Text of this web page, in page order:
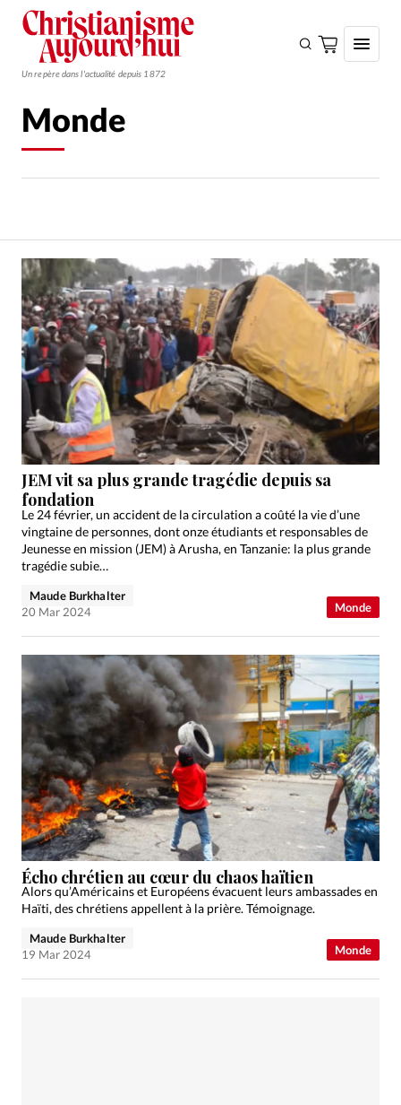
Un repère dans l'actualité depuis 1872
Tous les articles
Faire un don
Emploi
Se connecter
Édition: Française
Devise:CHF
RUBRIQUES
Tous les articles
Actualité chrétienne
Actualité internationale
Chronique
Culture
Dossier
Eglises Foi Génération réveil
Monde
Opinions
Publireportage
Société
Tour du monde des Eglises
Trait d'Ixène
Monde
Monde
JEM vit sa plus grande tragédie depuis sa
fondation
Le 24 février, un accident de la circulation a coûté la vie d’une
vingtaine de personnes, dont onze étudiants et responsables de
Jeunesse en mission (JEM) à Arusha, en Tanzanie: la plus grande
tragédie subie…
Maude Burkhalter
20 Mar 2024
Monde
Écho chrétien au cœur du chaos haïtien
Alors qu’Américains et Européens évacuent leurs ambassades en
Haïti, des chrétiens appellent à la prière. Témoignage.
Maude Burkhalter
19 Mar 2024